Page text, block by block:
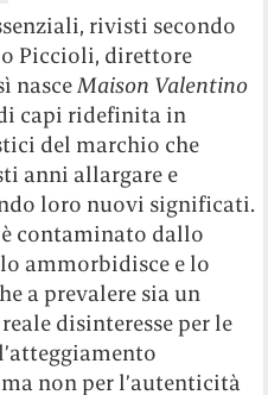
rivisti secondo
Piccioli, direttore
nasceMaison Valentino
capi ridefinita in
del marchio che
anni allargare e
loro nuovi significati.
contaminato dallo
ammorbidisce e lo
a prevalere sia un
disinteresse per le
non per l’autenticità